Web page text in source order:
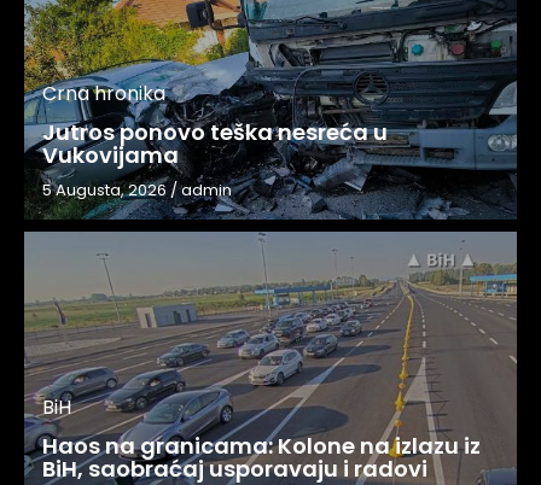
Crna hronika
Jutros ponovo teška nesreća u
Vukovijama
5 Augusta, 2026/admin
BiH
Haos na granicama: Kolone na izlazu iz
BiH, saobraćaj usporavaju i radovi